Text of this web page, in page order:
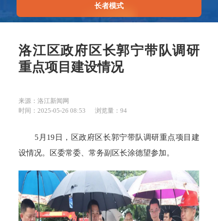
长者模式
洛江区政府区长郭宁带队调研
重点项目建设情况
来源：洛江新闻网
时间：2025-05-26 08:53
浏览量： 94
5月19日，区政府区长郭宁带队调研重点项目建
设情况。区委常委、常务副区长涂德望参加。